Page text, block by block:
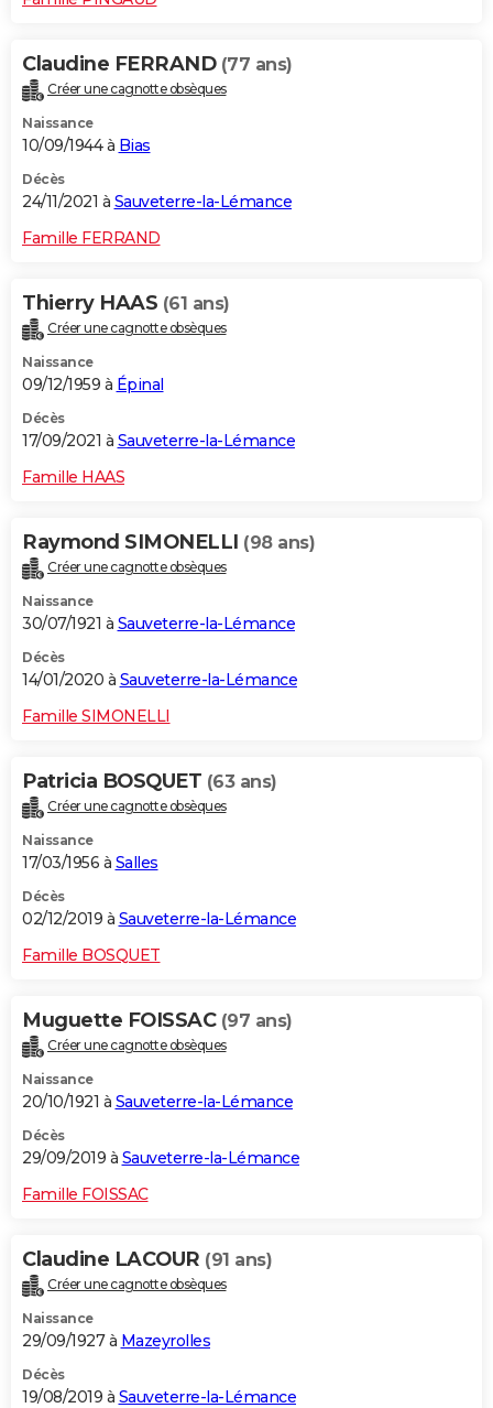
Claudine FERRAND (77 ans)
Créer une cagnotte obsèques
Naissance
10/09/1944 à Bias
Décès
24/11/2021 à Sauveterre-la-Lémance
Famille FERRAND
Thierry HAAS (61 ans)
Créer une cagnotte obsèques
Naissance
09/12/1959 à Épinal
Décès
17/09/2021 à Sauveterre-la-Lémance
Famille HAAS
Raymond SIMONELLI (98 ans)
Créer une cagnotte obsèques
Naissance
30/07/1921 à Sauveterre-la-Lémance
Décès
14/01/2020 à Sauveterre-la-Lémance
Famille SIMONELLI
Patricia BOSQUET (63 ans)
Créer une cagnotte obsèques
Naissance
17/03/1956 à Salles
Décès
02/12/2019 à Sauveterre-la-Lémance
Famille BOSQUET
Muguette FOISSAC (97 ans)
Créer une cagnotte obsèques
Naissance
20/10/1921 à Sauveterre-la-Lémance
Décès
29/09/2019 à Sauveterre-la-Lémance
Famille FOISSAC
Claudine LACOUR (91 ans)
Créer une cagnotte obsèques
Naissance
29/09/1927 à Mazeyrolles
Décès
19/08/2019 à Sauveterre-la-Lémance